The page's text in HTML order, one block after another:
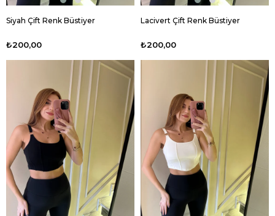
Siyah Çift Renk Büstiyer
₺200,00
Lacivert Çift Renk Büstiyer
₺200,00